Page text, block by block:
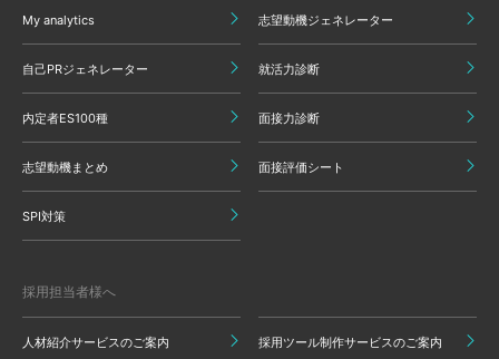
My analytics 志望動機ジェネレーター
自己PRジェネレーター 就活力診断
内定者ES100種 面接力診断
志望動機まとめ 面接評価シート
SPI対策
採用担当者様へ
人材紹介サービスのご案内 採用ツール制作サービスのご案内